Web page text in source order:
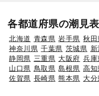
各都道府県の潮見
北海道 青森県 岩手県 秋田
神奈川県 千葉県 茨城県
静岡県 三重県 大阪府 兵庫
山口県 鳥取県 島根県 高知
佐賀県 長崎県 熊本県 大分